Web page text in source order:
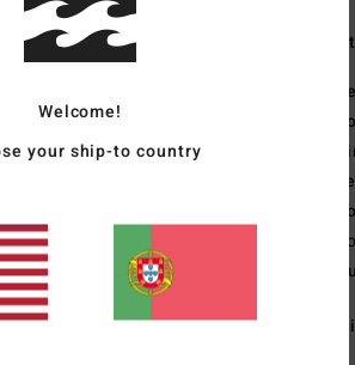
Welcome!
your ship-to country